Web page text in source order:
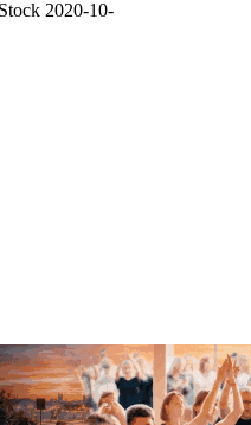
2020-10-